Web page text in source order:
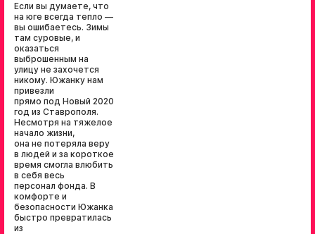
Если вы думаете, что
на юге всегда тепло —
вы ошибаетесь. Зимы
там суровые, и
оказаться
выброшенным на
улицу не захочется
никому. Южанку нам
привезли
прямо под Новый 2020
год из Ставрополя.
Несмотря на тяжелое
начало жизни,
она не потеряла веру
в людей и за короткое
время смогла влюбить
в себя весь
персонал фонда. В
комфорте и
безопасности Южанка
быстро превратилась
из